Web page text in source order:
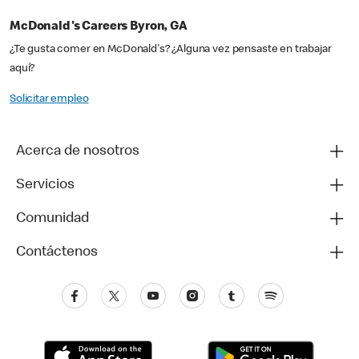
McDonald's Careers Byron, GA
¿Te gusta comer en McDonald's? ¿Alguna vez pensaste en trabajar
aquí?
Solicitar empleo
Acerca de nosotros
Servicios
Comunidad
Contáctenos